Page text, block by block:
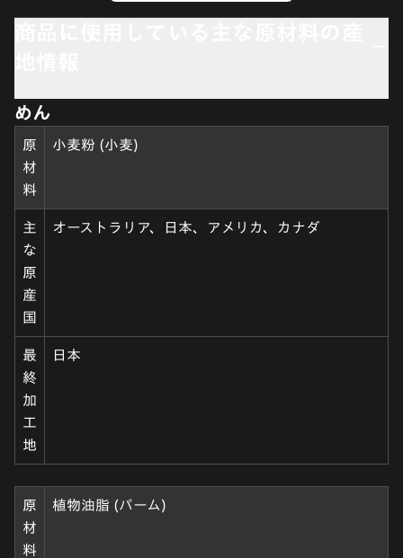
めん
原
材
料
小麦粉 (小麦)
主
な
原
産
国
オーストラリア、日本、アメリカ、カナダ
最
終
加
工
地
日本
原
材
料
植物油脂 (パーム)